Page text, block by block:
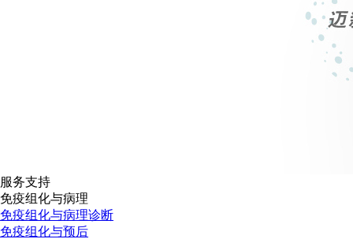
服务支持
免疫组化与病理
免疫组化与病理诊断
免疫组化与预后